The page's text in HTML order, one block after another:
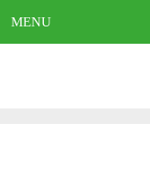
MENU